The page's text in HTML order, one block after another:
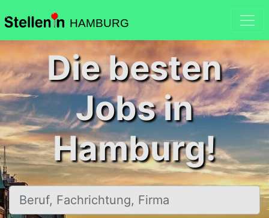
HAMBURG
Die besten
Jobs in
Hamburg!
Beruf, Fachrichtung, Firma